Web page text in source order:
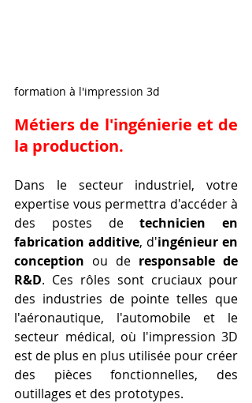
formation à l'impression 3d
Métiers de l'ingénierie et de
la production.
Dans le secteur industriel, votre
expertise vous permettra d'accéder à
des postes de technicien en
fabrication additive, d'ingénieur en
conception ou de responsable de
R&D. Ces rôles sont cruciaux pour
des industries de pointe telles que
l'aéronautique, l'automobile et le
secteur médical, où l'impression 3D
est de plus en plus utilisée pour créer
des pièces fonctionnelles, des
outillages et des prototypes.